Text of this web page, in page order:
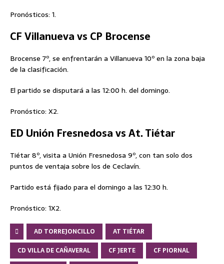
Pronósticos: 1.
CF Villanueva vs CP Brocense
Brocense 7º, se enfrentarán a Villanueva 10º en la zona baja
de la clasificación.
El partido se disputará a las 12:00 h. del domingo.
Pronóstico: X2.
ED Unión Fresnedosa vs At. Tiétar
Tiétar 8º, visita a Unión Fresnedosa 9º, con tan solo dos
puntos de ventaja sobre los de Ceclavín.
Partido está fijado para el domingo a las 12:30 h.
Pronóstico: 1X2.
AD TORREJONCILLO
AT TIÉTAR
CD VILLA DE CAÑAVERAL
CF JERTE
CF PIORNAL